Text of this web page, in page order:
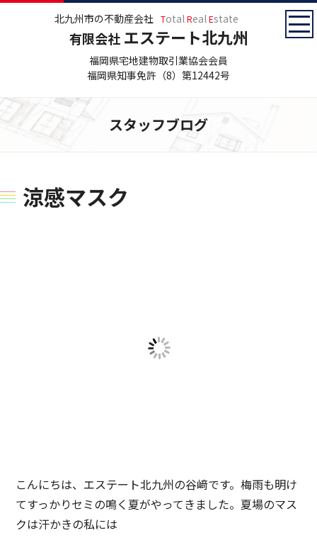
北九州市の不動産会社 TotalRealEstate
有限会社エステート北九州
福岡県宅地建物取引業協会会員
福岡県知事免許（8）第12442号
スタッフブログ
涼感マスク
こんにちは、エステート北九州の谷﨑です。梅雨も明け
てすっかりセミの鳴く夏がやってきました。夏場のマス
クは汗かきの私には